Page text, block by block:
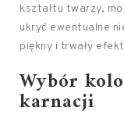
kształtu twarzy,
ukryć ewentualne
piękny i trwały
Wybór
karnacji